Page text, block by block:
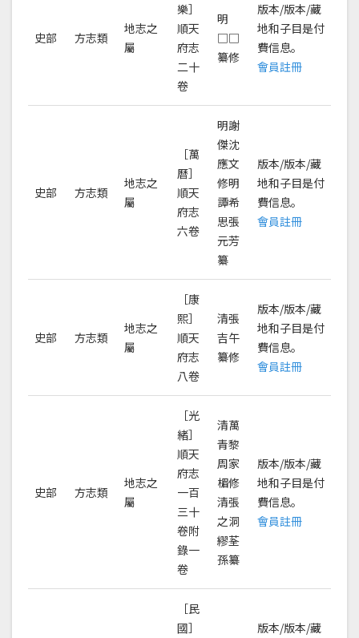
史部 方志類
地志之
屬
樂］
順天
府志
二十
卷
明
□□
纂修
版本/版本/藏
地和子目是付
費信息。
會員註冊
史部 方志類
地志之
屬
［萬
曆］
順天
府志
六卷
明謝
傑沈
應文
修明
譚希
思張
元芳
纂
版本/版本/藏
地和子目是付
費信息。
會員註冊
史部 方志類
地志之
屬
［康
熙］
順天
府志
八卷
清張
吉午
纂修
版本/版本/藏
地和子目是付
費信息。
會員註冊
史部 方志類
地志之
屬
［光
緒］
順天
府志
一百
三十
卷附
錄一
卷
清萬
青黎
周家
楣修
清張
之洞
繆荃
孫纂
版本/版本/藏
地和子目是付
費信息。
會員註冊
［民
國］
版本/版本/藏